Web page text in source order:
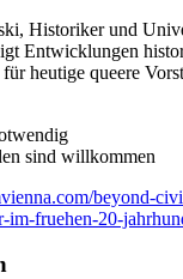
Historiker und
Entwicklungen
heutige queere
sind willkommen
beyond-
im-fruehen-20-